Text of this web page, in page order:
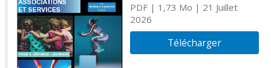
PDF| 1,73 Mo | 21 Juillet
2026
Télécharger